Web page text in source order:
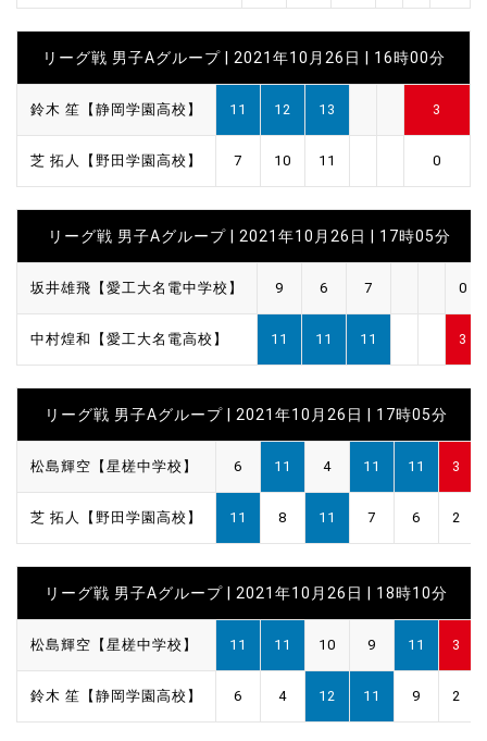
リーグ戦 男子Aグループ | 2021年10月26日 | 16時00分
鈴木 笙【静岡学園高校】 11 12 13 3
芝 拓人【野田学園高校】 7 10 11 0
リーグ戦 男子Aグループ | 2021年10月26日 | 17時05分
坂井雄飛【愛工大名電中学校】 9 6 7 0
中村煌和【愛工大名電高校】 11 11 11 3
リーグ戦 男子Aグループ | 2021年10月26日 | 17時05分
松島輝空【星槎中学校】 6 11 4 11 11 3
芝 拓人【野田学園高校】 11 8 11 7 6 2
リーグ戦 男子Aグループ | 2021年10月26日 | 18時10分
松島輝空【星槎中学校】 11 11 10 9 11 3
鈴木 笙【静岡学園高校】 6 4 12 11 9 2